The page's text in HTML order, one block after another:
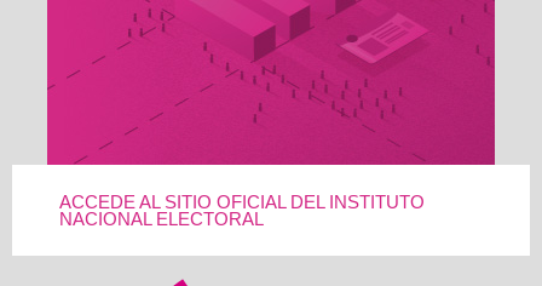
ACCEDE AL SITIO OFICIAL DEL INSTITUTO
NACIONAL ELECTORAL